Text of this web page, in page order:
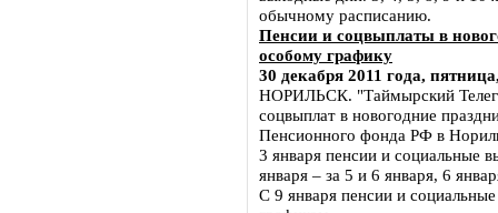
обычному расписанию.
Пенсии и соцвыплаты в
особому графику
30 декабря 2011 года,
НОРИЛЬСК. "Таймырский
соцвыплат в новогодние
Пенсионного фонда РФ в
3 января пенсии и социальные
января – за 5 и 6 января, 6
С 9 января пенсии и